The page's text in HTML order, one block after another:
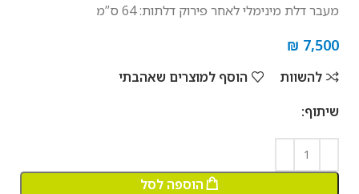
מעבר דלת מינימלי לאחר פירוק דלתות: 64 ס”מ
₪ 7,500
להשוות
הוסף למוצרים שאהבתי
שיתוף:
הוספה לסל